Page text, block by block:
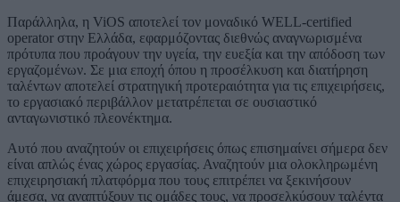
Παράλληλα, η ViOS αποτελεί τον μοναδικό WELL-certified
operator στην Ελλάδα, εφαρμόζοντας διεθνώς αναγνωρισμένα
πρότυπα που προάγουν την υγεία, την ευεξία και την απόδοση των
εργαζομένων. Σε μια εποχή όπου η προσέλκυση και διατήρηση
ταλέντων αποτελεί στρατηγική προτεραιότητα για τις επιχειρήσεις,
το εργασιακό περιβάλλον μετατρέπεται σε ουσιαστικό
ανταγωνιστικό πλεονέκτημα.
Αυτό που αναζητούν οι επιχειρήσεις όπως επισημαίνει σήμερα δεν
είναι απλώς ένας χώρος εργασίας. Αναζητούν μια ολοκληρωμένη
επιχειρησιακή πλατφόρμα που τους επιτρέπει να ξεκινήσουν
άμεσα, να αναπτύξουν τις ομάδες τους, να προσελκύσουν ταλέντα